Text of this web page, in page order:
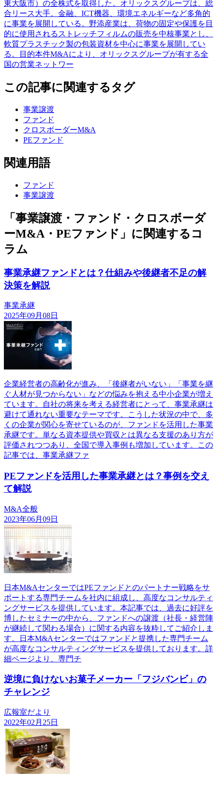
東大阪市）の全株式を取得した。オリックスグループは、総
合リース大手。金融、ICT機器、環境エネルギーなど多角的
に事業を展開している。野添産業は、荷物の固定や保護を目
的に使用されるストレッチフィルムの販売を中核事業とし、
軟質プラスチック製の包装資材を中心に事業を展開してい
る。目的本件M&Aにより、オリックスグループが有する全
国の営業ネットワー
この記事に関連するタグ
事業譲渡
ファンド
クロスボーダーM&A
PEファンド
関連用語
ファンド
事業譲渡
「事業譲渡・ファンド・クロスボーダ
ーM&A・PEファンド」に関連するコ
ラム
事業承継ファンドとは？仕組みや後継者不足の解
決策を解説
事業承継
2025年09月08日
企業経営者の高齢化が進み、「後継者がいない」「事業を継
ぐ人材が見つからない」などの悩みを抱える中小企業が増え
ています。自社の将来を考える経営者にとって、事業承継は
避けて通れない重要なテーマです。こうした状況の中で、多
くの企業が関心を寄せているのが、ファンドを活用した事業
承継です。単なる資本提供や買収とは異なる支援のあり方が
評価されつつあり、全国で導入事例も増加しています。この
記事では、事業承継ファ
PEファンドを活用した事業承継とは？事例を交え
て解説
M&A全般
2023年06月09日
日本M&AセンターではPEファンドとのパートナー戦略をサ
ポートする専門チームを社内に組成し、高度なコンサルティ
ングサービスを提供しています。本記事では、過去に好評を
博したセミナーの中から、ファンドへの譲渡（社長・経営陣
が継続して関わる場合）に関する内容を抜粋してご紹介しま
す。日本M&Aセンターではファンドと提携した専門チーム
が高度なコンサルティングサービスを提供しております。詳
細ページより、専門チ
逆境に負けないお菓子メーカー「フジバンビ」の
チャレンジ
広報室だより
2022年02月25日